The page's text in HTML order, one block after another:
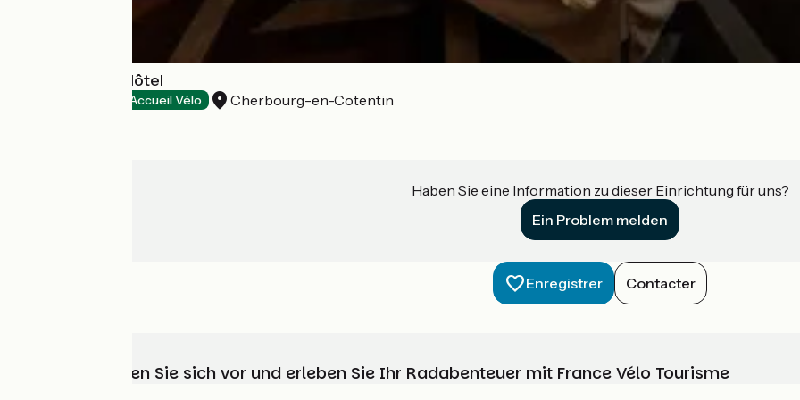
Ambassadeur Hôtel
Accueil Vélo Cherbourg-en-Cotentin
Haben Sie eine Information zu dieser Einrichtung für uns?
Ein Problem melden
Enregistrer Contacter
Wählen, bereiten Sie sich vor und erleben Sie Ihr Radabenteuer mit France Vélo Tourisme